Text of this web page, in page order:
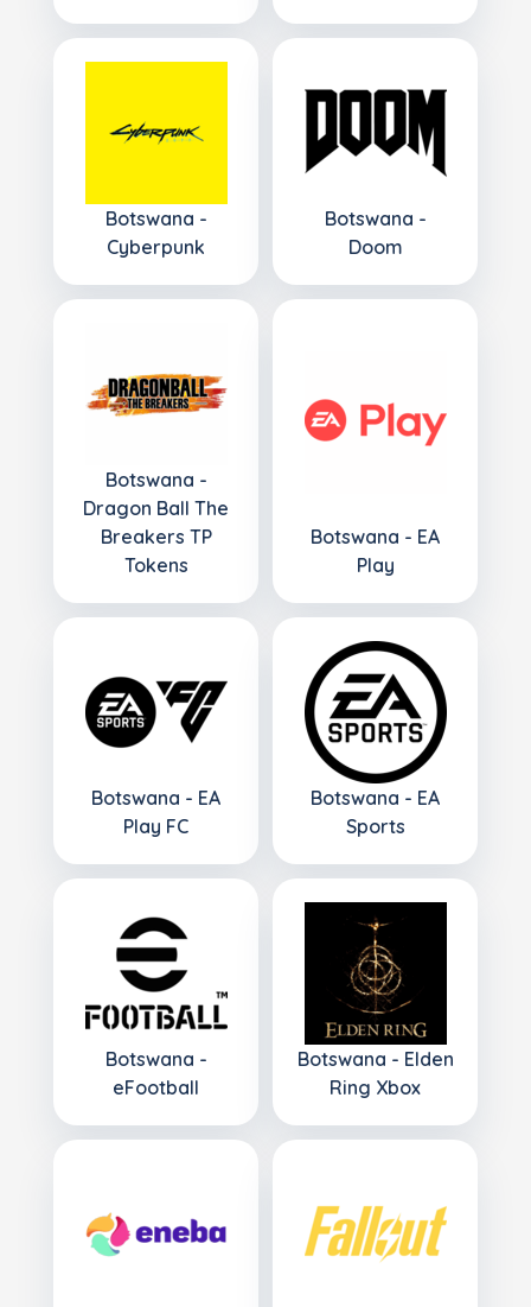
Botswana -
Cyberpunk
Botswana -
Doom
Botswana -
Dragon Ball The
Breakers TP
Tokens
Botswana - EA
Play
Botswana - EA
Play FC
Botswana - EA
Sports
Botswana -
eFootball
Botswana - Elden
Ring Xbox